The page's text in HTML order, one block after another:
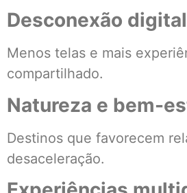
Desconexão
Menos telas e mais
compartilhado.
Natureza e bem-
Destinos que favorecem
desaceleração.